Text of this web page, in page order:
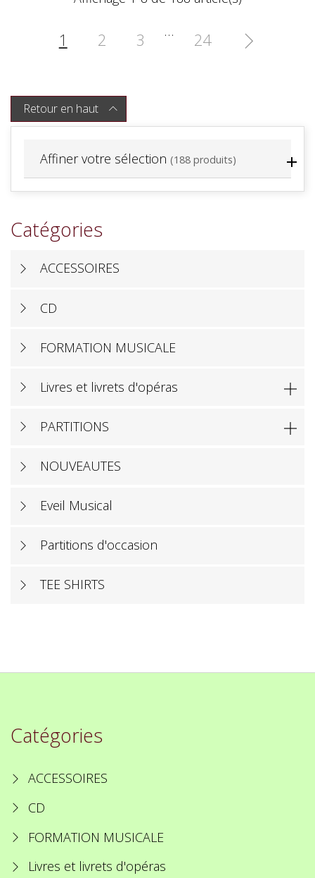
Affiner votre sélection (188 produits)
Catégories
ACCESSOIRES
CD
FORMATION MUSICALE
Livres et livrets d'opéras 
PARTITIONS 
NOUVEAUTES
Eveil Musical
Partitions d'occasion
TEE SHIRTS
1 2 3 … 24 
Retour en haut 
Catégories
ACCESSOIRES
CD
FORMATION MUSICALE
Livres et livrets d'opéras